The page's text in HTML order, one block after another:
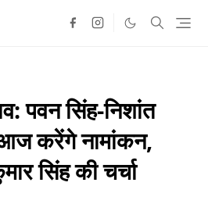
पवन सिंह-निशांत
करेंगे नामांकन,
सिंह की चर्चा